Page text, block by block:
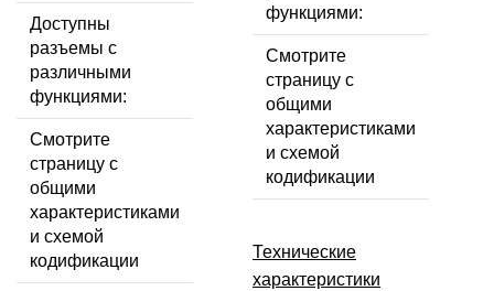
Доступны
разъемы с
различными
функциями:
Смотрите
страницу с
общими
характеристиками
и схемой
кодификации
функциями:
Смотрите
страницу с
общими
характеристиками
и схемой
кодификации
Технические
характеристики